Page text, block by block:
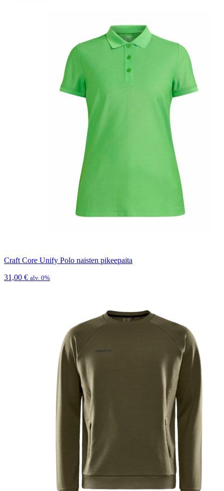
Craft Core Unify Polo naisten pikeepaita
31,00 € alv. 0%